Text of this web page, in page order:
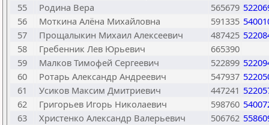
55
Родина Вера 565679
56
Моткина Алёна Михайловна 591335
57
Прощалыкин Михаил Алексеевич 487425
58
Гребенник Лев Юрьевич
665390
59
Малков Тимофей Сергеевич 522899
60
Ротарь Александр Андреевич 547937
61
Усиков Максим Дмитриевич 447241
62
Григорьев Игорь Николаевич 598760
63
Христенко Александр Валерьевич 506762